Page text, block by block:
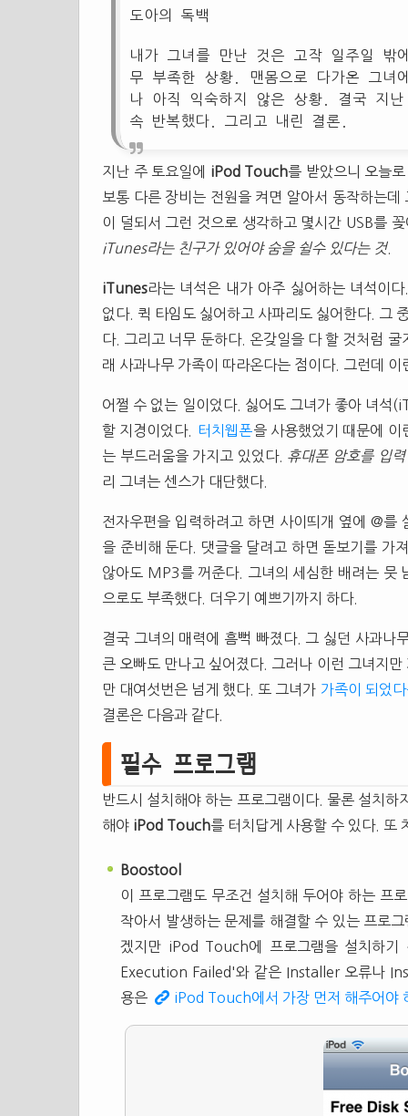
도아의 독백
내가 그녀를 만난 것은 고작 일주일 밖
무 부족한 상황. 맨몸으로 다가온 그녀
나 아직 익숙하지 않은 상황. 결국 지
속 반복했다. 그리고 내린 결론.
지난 주 토요일에 iPod Touch를 받았으니 오늘
보통 다른 장비는 전원을 켜면 알아서 동작하는
이 덜되서 그런 것으로 생각하고 몇시간 USB를
iTunes라는 친구가 있어야 숨을 쉴수 있다는 것.
iTunes라는 녀석은 내가 아주 싫어하는 녀석이
없다. 퀵 타임도 싫어하고 사파리도 싫어한다. 그
다. 그리고 너무 둔하다. 온갖일을 다 할 것처럼
래 사과나무 가족이 따라온다는 점이다. 그런데
어쩔 수 없는 일이었다. 싫어도 그녀가 좋아 녀석
할 지경이었다.
터치웹폰을 사용했었기 때문에
는 부드러움을 가지고 있었다. 휴대폰 암호를 입
리 그녀는 센스가 대단했다.
전자우편을 입력하려고 하면 사이띄개 옆에 @
을 준비해 둔다. 댓글을 달려고 하면 돋보기를 가
않아도 MP3를 꺼준다. 그녀의 세심한 배려는 뭇
으로도 부족했다. 더우기 예쁘기까지 하다.
결국 그녀의 매력에 흠뻑 빠졌다. 그 싫던 사과나
큰 오빠도 만나고 싶어졌다. 그러나 이런 그녀지
만 대여섯번은 넘게 했다. 또 그녀가 가족이 되었
결론은 다음과 같다.
필수 프로그램
반드시 설치해야 하는 프로그램이다. 물론 설치
해야 iPod Touch를 터치답게 사용할 수 있다. 또
Boostool
이 프로그램도 무조건 설치해 두어야 하는 프
작아서 발생하는 문제를 해결할 수 있는 프로
겠지만 iPod Touch에 프로그램을 설치하
Execution Failed'와 같은 Installer 오류나
용은
iPod Touch에서 가장 먼저 해주어야